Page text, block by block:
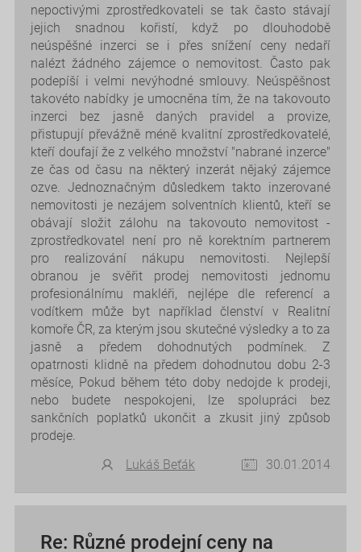
nepoctivými zprostředkovateli se tak často stávají
jejich snadnou kořistí, když po dlouhodobě
neúspěšné inzerci se i přes snížení ceny nedaří
nalézt žádného zájemce o nemovitost. Často pak
podepíší i velmi nevýhodné smlouvy. Neúspěšnost
takovéto nabídky je umocněna tím, že na takovouto
inzerci bez jasně daných pravidel a provize,
přistupují převážně méně kvalitní zprostředkovatelé,
kteří doufají že z velkého množství "nabrané inzerce"
ze čas od času na některý inzerát nějaký zájemce
ozve. Jednoznačným důsledkem takto inzerované
nemovitosti je nezájem solventních klientů, kteří se
obávají složit zálohu na takovouto nemovitost -
zprostředkovatel není pro ně korektním partnerem
pro realizování nákupu nemovitosti. Nejlepší
obranou je svěřit prodej nemovitosti jednomu
profesionálnímu makléři, nejlépe dle referencí a
vodítkem může byt například členství v Realitní
komoře ČR, za kterým jsou skutečné výsledky a to za
jasně a předem dohodnutých podmínek. Z
opatrnosti klidně na předem dohodnutou dobu 2-3
měsíce, Pokud během této doby nedojde k prodeji,
nebo budete nespokojeni, lze spolupráci bez
sankčních poplatků ukončit a zkusit jiný způsob
prodeje.
Lukáš Beťák
30.01.2014
Re: Různé prodejní ceny na